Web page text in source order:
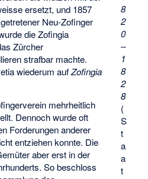
8
2
0
–
1
8
2
8
(
S
t
a
a
t
ersetzt, und 1857
Neu-Zofinger
die Zofingia
Zürcher
strafbar machte.
wiederum aufZofingia
mehrheitlich
Dennoch wurde oft
Forderungen anderer
entziehen konnte. Die
aber erst in der
So beschloss